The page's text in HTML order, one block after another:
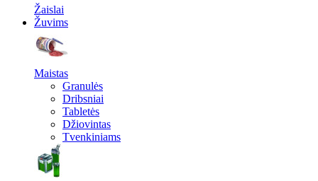
Žaislai
Žuvims
Maistas
Granulės
Dribsniai
Tabletės
Džiovintas
Tvenkiniams